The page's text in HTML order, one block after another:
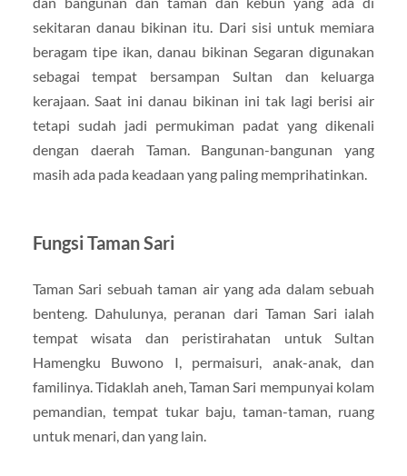
sekitaran danau bikinan itu. Dari sisi untuk memiara
beragam tipe ikan, danau bikinan Segaran digunakan
sebagai tempat bersampan Sultan dan keluarga
kerajaan. Saat ini danau bikinan ini tak lagi berisi air
tetapi sudah jadi permukiman padat yang dikenali
dengan daerah Taman. Bangunan-bangunan yang
masih ada pada keadaan yang paling memprihatinkan.
Fungsi Taman Sari
Taman Sari sebuah taman air yang ada dalam sebuah
benteng. Dahulunya, peranan dari Taman Sari ialah
tempat wisata dan peristirahatan untuk Sultan
Hamengku Buwono I, permaisuri, anak-anak, dan
familinya. Tidaklah aneh, Taman Sari mempunyai kolam
pemandian, tempat tukar baju, taman-taman, ruang
untuk menari, dan yang lain.